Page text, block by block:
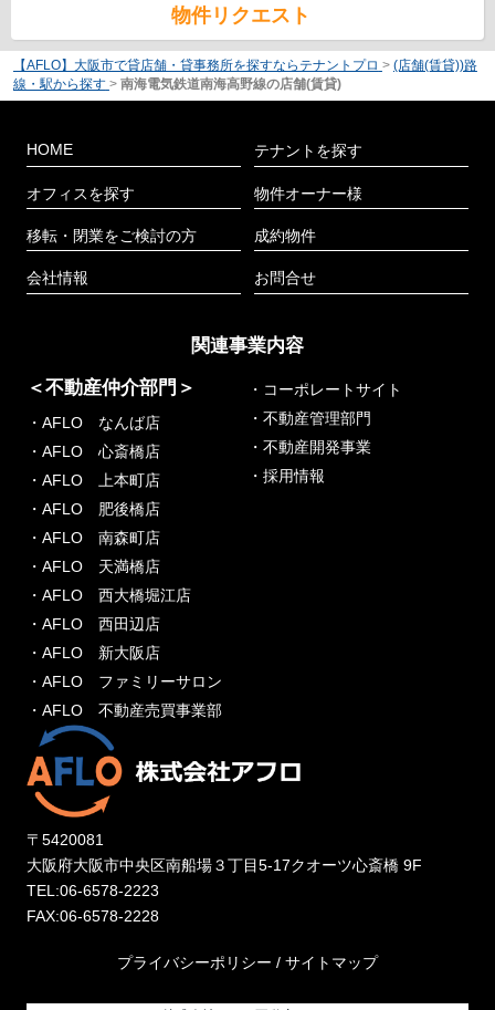
物件リクエスト
【AFLO】大阪市で貸店舗・貸事務所を探すならテナントプロ > (店舗(賃貸))路
線・駅から探す > 南海電気鉄道南海高野線の店舗(賃貸)
HOME
オフィスを探す
移転・閉業をご検討の方
会社情報
テナントを探す
物件オーナー様
成約物件
お問合せ
関連事業内容
＜不動産仲介部門＞
・AFLO なんば店
・AFLO 心斎橋店
・AFLO 上本町店
・AFLO 肥後橋店
・AFLO 南森町店
・AFLO 天満橋店
・AFLO 西大橋堀江店
・AFLO 西田辺店
・AFLO 新大阪店
・AFLO ファミリーサロン
・AFLO 不動産売買事業部
・コーポレートサイト
・不動産管理部門
・不動産開発事業
・採用情報
〒5420081
大阪府大阪市中央区南船場３丁目5-17クオーツ心斎橋 9F
TEL:06-6578-2223
FAX:06-6578-2228
プライバシーポリシー / サイトマップ